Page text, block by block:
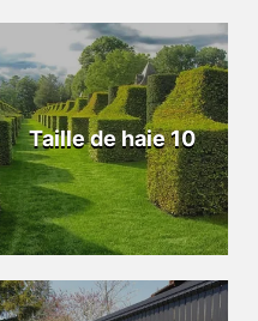
Taille de haie 10